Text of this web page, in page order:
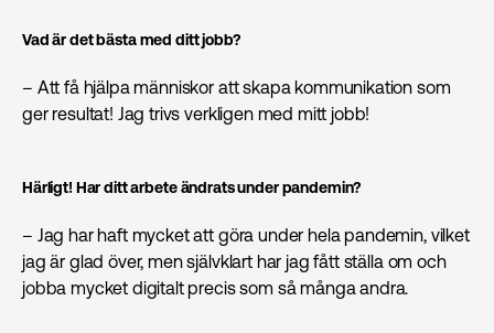
Vad är det bästa med ditt jobb?
– Att få hjälpa människor att skapa kommunikation som
ger resultat! Jag trivs verkligen med mitt jobb!
Härligt! Har ditt arbete ändrats under pandemin?
– Jag har haft mycket att göra under hela pandemin, vilket
jag är glad över, men självklart har jag fått ställa om och
jobba mycket digitalt precis som så många andra.